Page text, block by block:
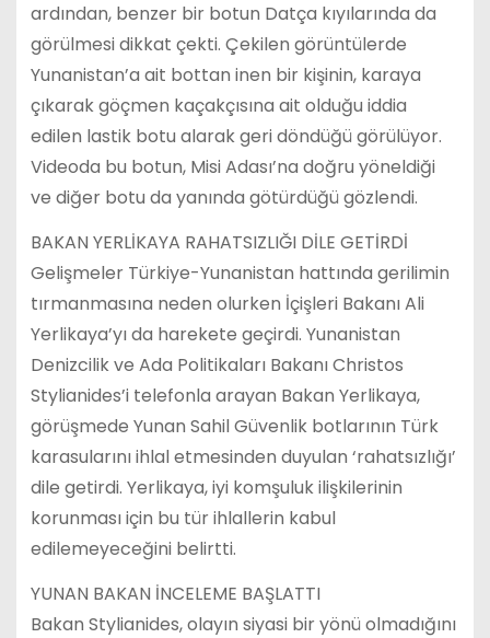
ardından, benzer bir botun Datça kıyılarında da
görülmesi dikkat çekti. Çekilen görüntülerde
Yunanistan’a ait bottan inen bir kişinin, karaya
çıkarak göçmen kaçakçısına ait olduğu iddia
edilen lastik botu alarak geri döndüğü görülüyor.
Videoda bu botun, Misi Adası’na doğru yöneldiği
ve diğer botu da yanında götürdüğü gözlendi.
BAKAN YERLİKAYA RAHATSIZLIĞI DİLE GETİRDİ
Gelişmeler Türkiye-Yunanistan hattında gerilimin
tırmanmasına neden olurken İçişleri Bakanı Ali
Yerlikaya’yı da harekete geçirdi. Yunanistan
Denizcilik ve Ada Politikaları Bakanı Christos
Stylianides’i telefonla arayan Bakan Yerlikaya,
görüşmede Yunan Sahil Güvenlik botlarının Türk
karasularını ihlal etmesinden duyulan ‘rahatsızlığı’
dile getirdi. Yerlikaya, iyi komşuluk ilişkilerinin
korunması için bu tür ihlallerin kabul
edilemeyeceğini belirtti.
YUNAN BAKAN İNCELEME BAŞLATTI
Bakan Stylianides, olayın siyasi bir yönü olmadığını